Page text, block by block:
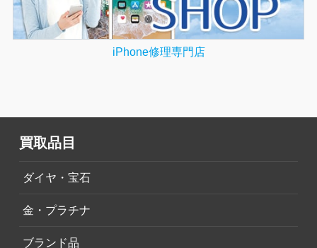
iPhone修理専門店
買取品目
ダイヤ・宝石
金・プラチナ
ブランド品